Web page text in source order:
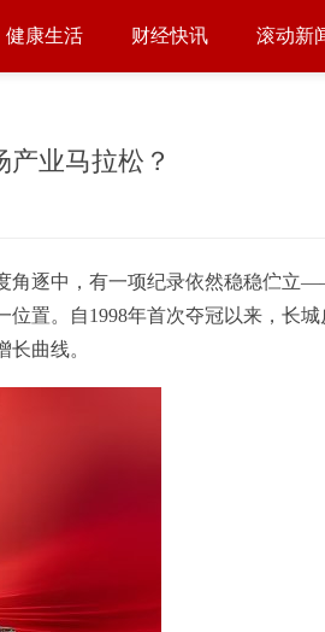
健康生活 财经快讯 滚动新
产业马拉松？
角逐中，有一项纪录依然稳稳伫立
置。自1998年首次夺冠以来，长城
曲线。